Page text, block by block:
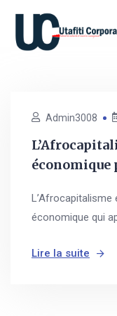
Admin3008
économique
L’Afrocapitalisme
économique qui
Lire la suite